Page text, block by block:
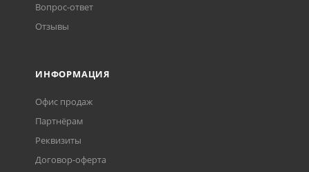
Вопрос-ответ
Отзывы
ИНФОРМАЦИЯ
Офис продаж
Партнёрам
Реквизиты
Договор-оферта